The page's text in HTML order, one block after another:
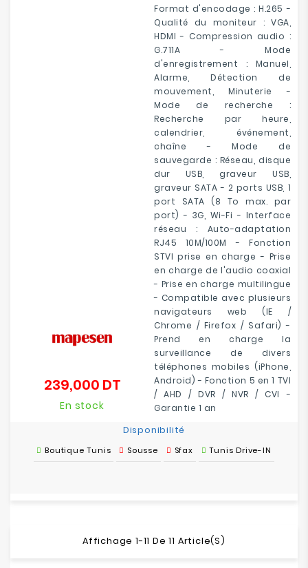
Format d'encodage : H.265 -
Qualité du moniteur : VGA,
HDMI - Compression audio :
G.711A - Mode
d'enregistrement : Manuel,
Alarme, Détection de
mouvement, Minuterie -
Mode de recherche :
Recherche par heure,
calendrier, événement,
chaîne - Mode de
sauvegarde : Réseau, disque
dur USB, graveur USB,
graveur SATA - 2 ports USB, 1
port SATA (8 To max. par
port) - 3G, Wi-Fi - Interface
réseau : Auto-adaptation
RJ45 10M/100M - Fonction
STVI prise en charge - Prise
en charge de l'audio coaxial
- Prise en charge multilingue
- Compatible avec plusieurs
navigateurs web (IE /
Chrome / Firefox / Safari) -
Prend en charge la
surveillance de divers
téléphones mobiles (iPhone,
Android) - Fonction 5 en 1 TVI
/ AHD / DVR / NVR / CVI -
Garantie 1 an
239,000 DTPrix
En stock
Disponibilité
Boutique Tunis Sousse Sfax Tunis Drive-IN
Affichage 1-11 De 11 Article(s)